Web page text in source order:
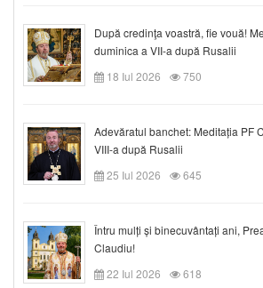
După credinţa voastră, fie vouă!
duminica a VII-a după Rusalii
18 Iul 2026
750
Adevăratul banchet: Meditația PF
VIII-a după Rusalii
25 Iul 2026
645
Întru mulți și binecuvântați ani,
Claudiu!
22 Iul 2026
618